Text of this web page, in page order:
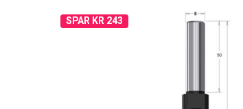
SPAR KR 243